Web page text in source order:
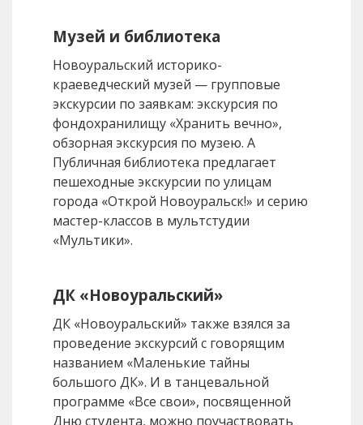
Музей и библиотека
Новоуральский историко-
краеведческий музей — групповые
экскурсии по заявкам: экскурсия по
фондохранилищу «Хранить вечно»,
обзорная экскурсия по музею. А
Публичная библиотека предлагает
пешеходные экскурсии по улицам
города «Открой Новоуральск!» и серию
мастер-классов в мультстудии
«Мультики».
ДК «Новоуральский»
ДК «Новоуральский» также взялся за
проведение экскурсий с говорящим
названием «Маленькие тайны
большого ДК». И в танцевальной
программе «Все свои», посвященной
Дню студента, можно поучаствовать